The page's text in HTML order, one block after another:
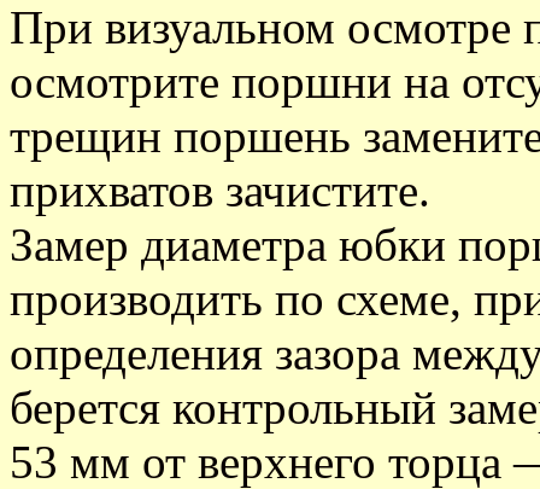
При визуальном осмотре
осмотрите поршни на
трещин поршень
прихватов зачистите.
Замер диаметра юбки
производить по схеме,
определения зазора
берется контрольный
53 мм от верхнего